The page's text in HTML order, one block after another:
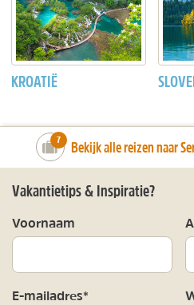
KROATIË
number_of_trips:
7 Bekijk alle reizen naar
Vakantietips & Inspiratie?
Voornaam
E-mailadres*